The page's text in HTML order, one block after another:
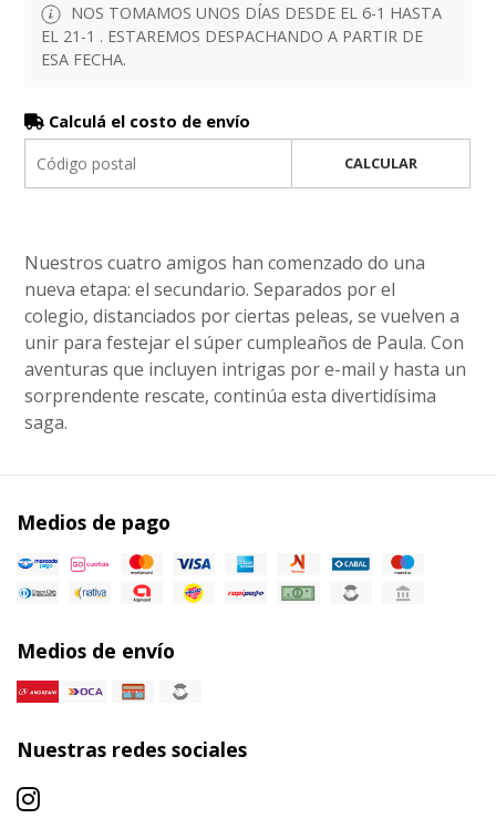
NOS TOMAMOS UNOS DÍAS DESDE EL 6-1 HASTA
EL 21-1 . ESTAREMOS DESPACHANDO A PARTIR DE
ESA FECHA.
Calculá el costo de envío
CALCULAR
Nuestros cuatro amigos han comenzado do una
nueva etapa: el secundario. Separados por el
colegio, distanciados por ciertas peleas, se vuelven a
unir para festejar el súper cumpleaños de Paula. Con
aventuras que incluyen intrigas por e-mail y hasta un
sorprendente rescate, continúa esta divertidísima
saga.
Medios de pago
Medios de envío
Nuestras redes sociales